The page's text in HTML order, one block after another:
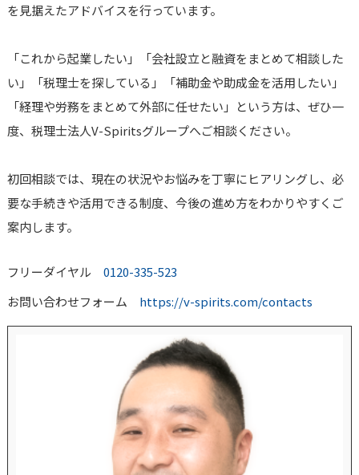
を見据えたアドバイスを行っています。
「これから起業したい」「会社設立と融資をまとめて相談した
い」「税理士を探している」「補助金や助成金を活用したい」
「経理や労務をまとめて外部に任せたい」という方は、ぜひ一
度、税理士法人V-Spiritsグループへご相談ください。
初回相談では、現在の状況やお悩みを丁寧にヒアリングし、必
要な手続きや活用できる制度、今後の進め方をわかりやすくご
案内します。
フリーダイヤル 0120-335-523
お問い合わせフォーム https://v-spirits.com/contacts